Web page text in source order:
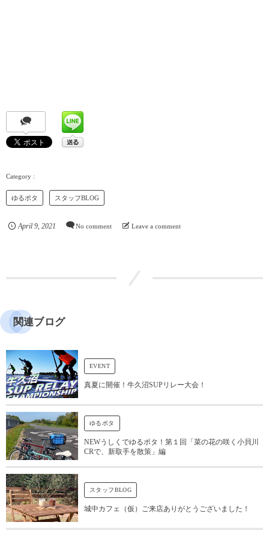
ゆるポタ スタッフBLOG
April 9, 2021 No comment Leave a comment
関連ブログ
EVENT
真夏に開催！牛久沼SUPリレー大会！
ゆるポタ
NEWうしくでゆるポタ！第１回「菜の花の咲く小貝川
CRで、新取手を散策」編
スタッフBLOG
城中カフェ（仮）ご来店ありがとうございました！